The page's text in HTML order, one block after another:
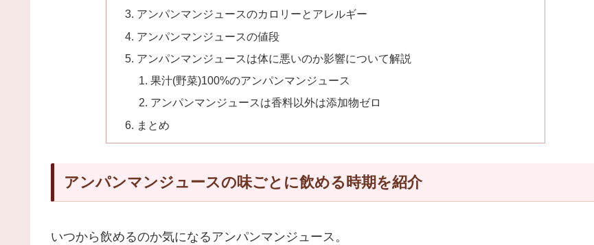
アンパンマンジュースのカロリーとアレルギー
アンパンマンジュースの値段
アンパンマンジュースは体に悪いのか影響について解説
果汁(野菜)100%のアンパンマンジュース
アンパンマンジュースは香料以外は添加物ゼロ
まとめ
アンパンマンジュースの味ごとに飲める時期を紹介
いつから飲めるのか気になるアンパンマンジュース。